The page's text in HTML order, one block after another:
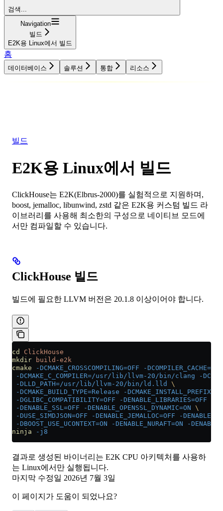
검색...
Navigation
빌드
E2K용 Linux에서 빌드
홈
데이터베이스 솔루션 통합 리소스
빌드
E2K용 Linux에서 빌드
ClickHouse는 E2K(Elbrus-2000)를 실험적으로 지원하며,
boost, jemalloc, libunwind, zstd 같은 E2K용 커스텀 빌드 라
이브러리를 사용해 최소한의 구성으로 네이티브 모드에
서만 컴파일할 수 있습니다.
ClickHouse 빌드
빌드에 필요한 LLVM 버전은 20.1.8 이상이어야 합니다.
cd
ClickHouse
mkdir build-e2k
cmake -DCMAKE_CROSSCOMPILING=OFF -
-DCMAKE_C_COMPILER=/usr/lib/llvm-20/bin/clang -
-DLLD_PATH=/usr/lib/llvm-20/bin/ld.lld
\
-DCMAKE_BUILD_TYPE=Release -DCMAKE_INSTALL_PREFIX=/
-DGLIBC_COMPATIBILITY=OFF -DENABLE_LIBRARIES=OFF
-DENABLE_SSL=OFF -DENABLE_OPENSSL_DYNAMIC=ON \
-DUSE_SIMDJSON=OFF -DENABLE_JEMALLOC=OFF -
-DBOOST_USE_UCONTEXT=ON -DENABLE_NURAFT=ON -
ninja -j8
결과로 생성된 바이너리는 E2K CPU 아키텍처를 사용하
는 Linux에서만 실행됩니다.
마지막 수정일 2026년 7월 3일
이 페이지가 도움이 되었나요?